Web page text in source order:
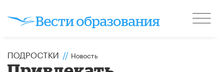
ПОДРОСТКИ // Новость